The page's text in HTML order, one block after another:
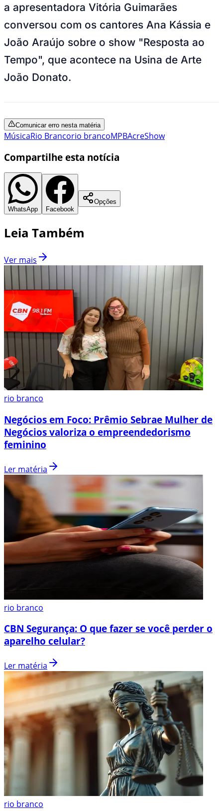
a apresentadora Vitória Guimarães
conversou com os cantores Ana Kássia e
João Araújo sobre o show "Resposta ao
Tempo", que acontece na Usina de Arte
João Donato.
Comunicar erro nesta matéria
MúsicaRio Brancorio brancoMPBAcreShow
Compartilhe esta notícia
WhatsApp Facebook
Opções
Leia Também
Ver mais
rio branco
Negócios em Foco: Prêmio Sebrae Mulher de
Negócios valoriza o empreendedorismo
feminino
Ler matéria
rio branco
CBN Segurança: O que fazer se você perder o
aparelho celular?
Ler matéria
rio branco